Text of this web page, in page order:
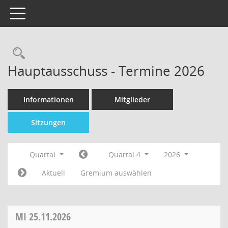
Toggle navigation
Hauptausschuss - Termine 2026
Informationen Mitglieder
Sitzungen
Quartal Quartal 4
2026
Aktuell
Gremium auswählen
MI 25.11.2026